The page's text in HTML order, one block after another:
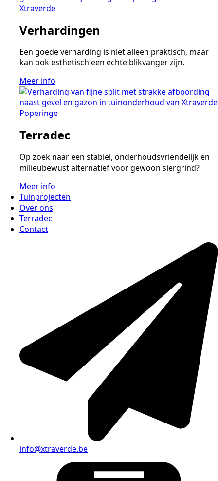
Verhardingen
Een goede verharding is niet alleen praktisch, maar
kan ook esthetisch een echte blikvanger zijn.
Meer info
Terradec
Op zoek naar een stabiel, onderhoudsvriendelijk en
milieubewust alternatief voor gewoon siergrind?
Meer info
Tuinprojecten
Over ons
Terradec
Contact
info@xtraverde.be